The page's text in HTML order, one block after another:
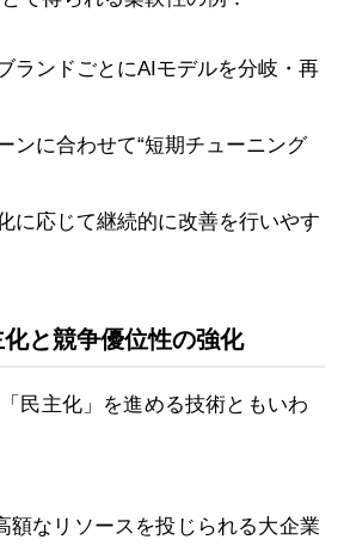
ランドごとにAIモデルを分岐・再
ンに合わせて“短期チューニング
に応じて継続的に改善を行いやす
と競争優位性の強化
民主化」を進める技術ともいわ
額なリソースを投じられる大企業